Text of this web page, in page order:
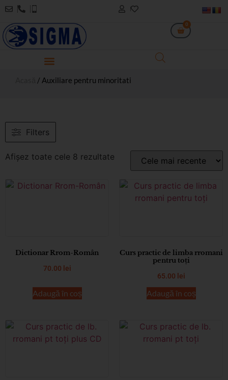
0
/ Auxiliare pentru minoritati
Filters
Afișez toate cele 8 rezultate
Dictionar Rrom-Român
70.00 lei
Adaugă în coș
Curs practic de limba rromani
pentru toți
65.00 lei
Adaugă în coș